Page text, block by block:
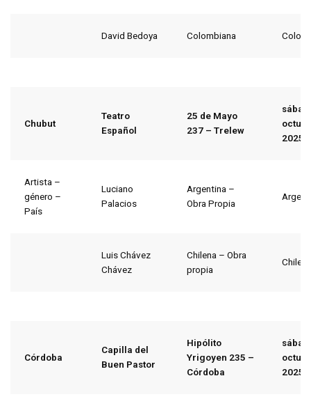
David Bedoya Colombiana
Chubut
Teatro
Español
25 de Mayo
237 – Trelew
2025
Artista –
género –
País
Luciano
Palacios
Argentina –
Obra Propia
Luis Chávez
Chávez
Chilena – Obra
propia
Chile
Córdoba
Capilla del
Buen Pastor
Hipólito
Yrigoyen 235 –
Córdoba
2025